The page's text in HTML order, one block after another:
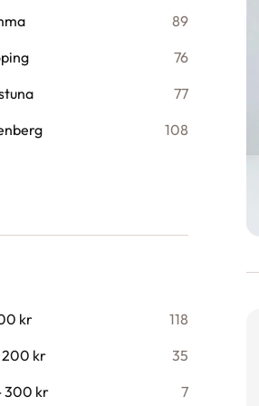
89
76
77
108
kr
118
200 kr
35
300 kr
7